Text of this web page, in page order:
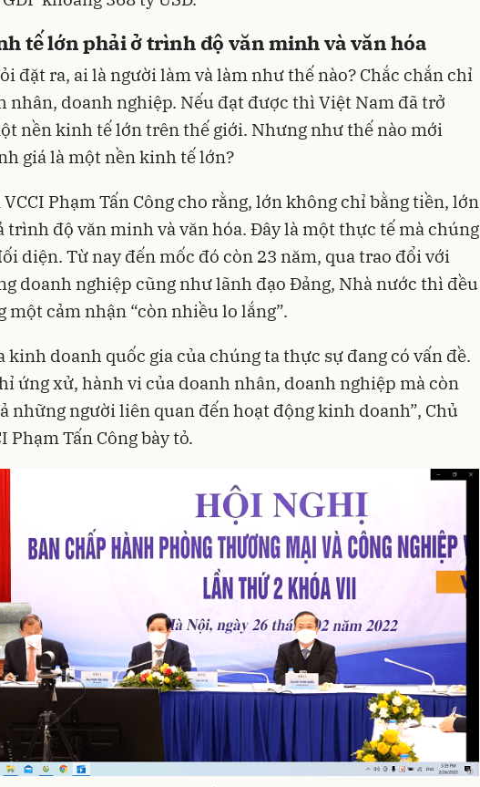
tế lớn phải ở trình độ văn minh và văn hóa
đặt ra, ai là người làm và làm như thế nào? Chắc chắn chỉ
nhân, doanh nghiệp. Nếu đạt được thì Việt Nam đã trở
nền kinh tế lớn trên thế giới. Nhưng như thế nào mới
giá là một nền kinh tế lớn?
Phạm Tấn Công cho rằng, lớn không chỉ bằng tiền, lớn
trình độ văn minh và văn hóa. Đây là một thực tế mà chúng
diện. Từ nay đến mốc đó còn 23 năm, qua trao đổi với
doanh nghiệp cũng như lãnh đạo Đảng, Nhà nước thì đều
một cảm nhận “còn nhiều lo lắng”.
kinh doanh quốc gia của chúng ta thực sự đang có vấn đề.
ứng xử, hành vi của doanh nhân, doanh nghiệp mà còn
những người liên quan đến hoạt động kinh doanh”, Chủ
Phạm Tấn Công bày tỏ.